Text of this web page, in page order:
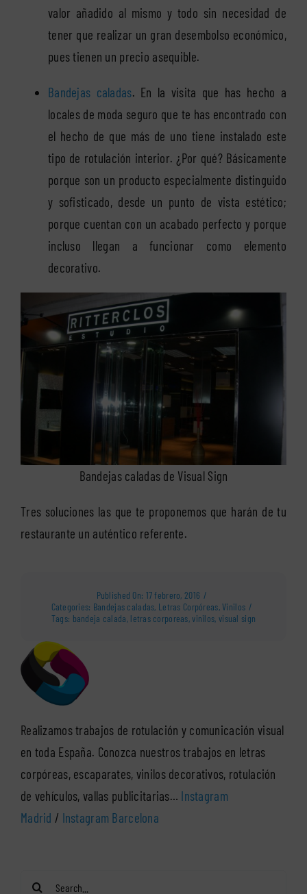
valor añadido al mismo y todo sin necesidad de
tener que realizar un gran desembolso económico,
pues tienen un precio asequible.
Bandejas caladas. En la visita que has hecho a
locales de moda seguro que te has encontrado con
el hecho de que más de uno tiene instalado este
tipo de rotulación interior. ¿Por qué? Básicamente
porque son un producto especialmente distinguido
y sofisticado, desde un punto de vista estético;
porque cuentan con un acabado perfecto y porque
incluso llegan a funcionar como elemento
decorativo.
Bandejas caladas de Visual Sign
Tres soluciones las que te proponemos que harán de tu
restaurante un auténtico referente.
Published On: 17 febrero, 2016 /
Categories: Bandejas caladas, Letras Corpóreas,Vinilos /
Tags: bandeja calada, letras corporeas,vinilos, visual sign
Realizamos trabajos de rotulación y comunicación visual
en toda España. Conozca nuestros trabajos en letras
corpóreas, escaparates, vinilos decorativos, rotulación
de vehículos, vallas publicitarias… Instagram
Madrid / Instagram Barcelona
Search